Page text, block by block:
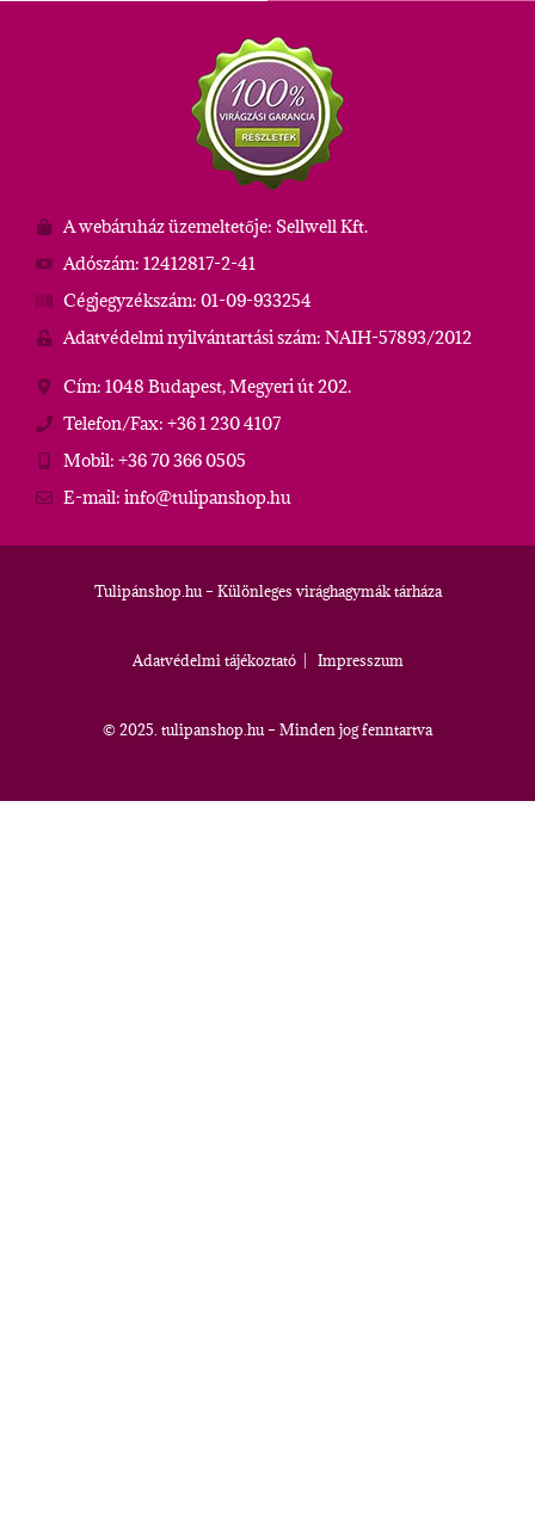
A webáruház üzemeltetője: Sellwell Kft.
Adószám: 12412817-2-41
Cégjegyzékszám: 01-09-933254
Adatvédelmi nyilvántartási szám: NAIH-57893/2012
Cím: 1048 Budapest, Megyeri út 202.
Telefon/Fax: +36 1 230 4107
Mobil: +36 70 366 0505
E-mail: info@tulipanshop.hu
Tulipánshop.hu – Különleges virághagymák tárháza
Adatvédelmi tájékoztató| Impresszum
© 2025. tulipanshop.hu – Minden jog fenntartva